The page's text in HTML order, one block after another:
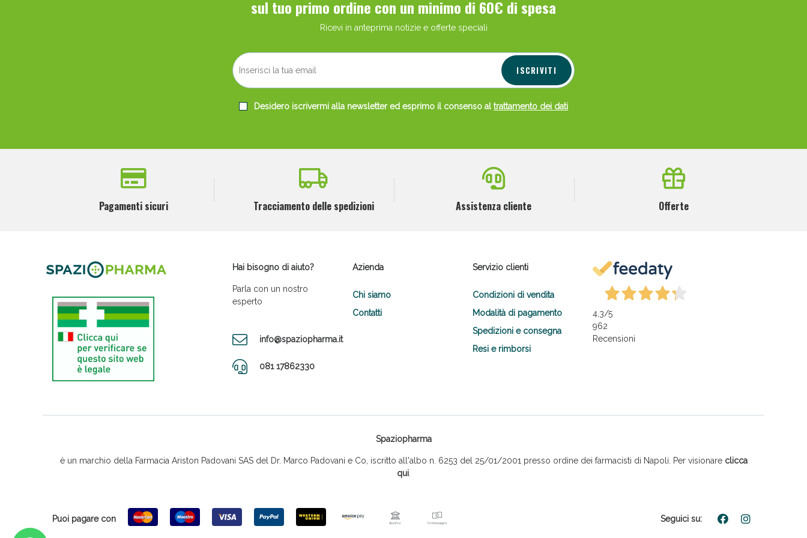
sul tuo primo ordine con un minimo di 60€ di spesa
Ricevi in anteprima notizie e offerte speciali
ISCRIVITI
Desidero iscrivermi alla newsletter ed esprimo il consenso al trattamento dei dati
Pagamenti sicuri Tracciamento delle spedizioni Assistenza cliente Offerte
Hai bisogno di aiuto?
Parla con un nostro
esperto
info@spaziopharma.it
081 17862330
Azienda
Chi siamo
Contatti
Servizio clienti
Condizioni di vendita
Modalità di pagamento
Spedizioni e consegna
Resi e rimborsi
4,3/5
962
Recensioni
Spaziopharma
è un marchio della Farmacia Ariston Padovani SAS del Dr. Marco Padovani e Co, iscritto all'albo n. 6253 del 25/01/2001 presso ordine dei farmacisti di Napoli. Per visionare clicca
qui.
Puoi pagare con Seguici su: